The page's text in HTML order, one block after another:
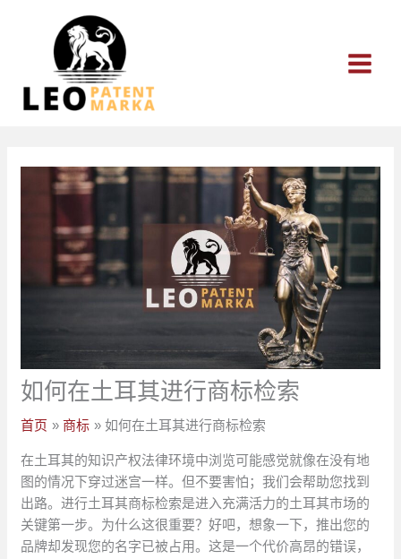
如何在土耳其进行商标检索
首页 商标 如何在土耳其进行商标检索
在土耳其的知识产权法律环境中浏览可能感觉就像在没有地
图的情况下穿过迷宫一样。但不要害怕；我们会帮助您找到
出路。进行土耳其商标检索是进入充满活力的土耳其市场的
关键第一步。为什么这很重要？好吧，想象一下，推出您的
品牌却发现您的名字已被占用。这是一个代价高昂的错误，